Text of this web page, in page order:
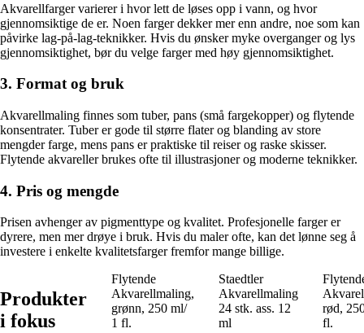
Akvarellfarger varierer i hvor lett de løses opp i vann, og hvor
gjennomsiktige de er. Noen farger dekker mer enn andre, noe som kan
påvirke lag-på-lag-teknikker. Hvis du ønsker myke overganger og lys
gjennomsiktighet, bør du velge farger med høy gjennomsiktighet.
3. Format og bruk
Akvarellmaling finnes som tuber, pans (små fargekopper) og flytende
konsentrater. Tuber er gode til større flater og blanding av store
mengder farge, mens pans er praktiske til reiser og raske skisser.
Flytende akvareller brukes ofte til illustrasjoner og moderne teknikker.
4. Pris og mengde
Prisen avhenger av pigmenttype og kvalitet. Profesjonelle farger er
dyrere, men mer drøye i bruk. Hvis du maler ofte, kan det lønne seg å
investere i enkelte kvalitetsfarger fremfor mange billige.
Produkter
i fokus
Flytende
Akvarellmaling,
grønn, 250 ml/
1 fl.
Staedtler
Akvarellmaling
24 stk. ass. 12
ml
rød,
fl.